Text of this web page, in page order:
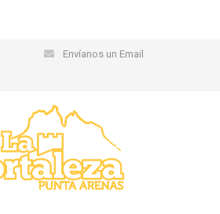
Envíanos un Email